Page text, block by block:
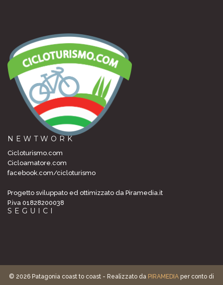
NEWTWORK
Cicloturismo.com
Cicloamatore.com
facebook.com/cicloturismo
Progetto sviluppato ed ottimizzato da Piramedia.it
P.iva 01828200038
SEGUICI
© 2026 Patagonia coast to coast - Realizzato da PIRAMEDIA per conto di